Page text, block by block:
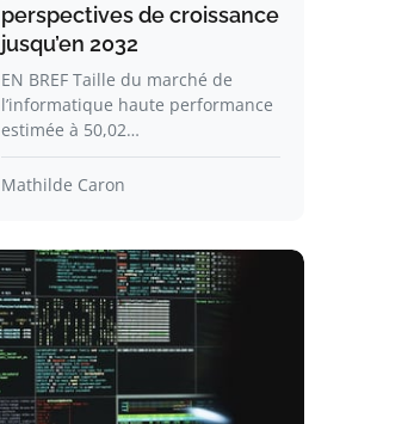
perspectives de croissance
jusqu’en 2032
EN BREF Taille du marché de
l’informatique haute performance
estimée à 50,02…
Mathilde Caron